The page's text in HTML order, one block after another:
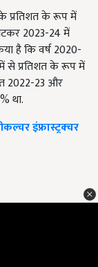
प्रतिशत के रूप में
2023-24 में
है कि वर्ष 2020-
से प्रतिशत के रूप में
2022-23 और
था.
इंफ्रास्ट्रक्चर